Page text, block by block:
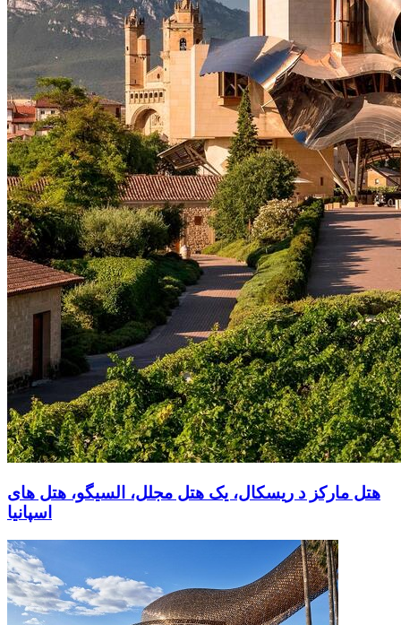
هتل مارکز د ریسکال، یک هتل مجلل، السیگو، هتل های
اسپانیا